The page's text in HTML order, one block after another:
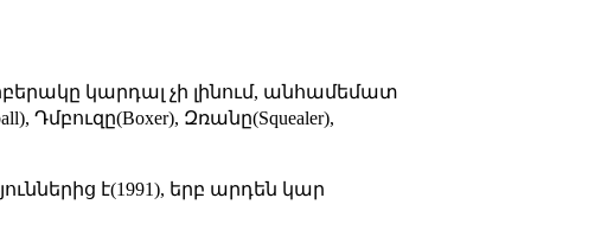
կարդալ չի լինում, անհամեմատ
Դմբուզը(Boxer), Զռանը(Squealer),
է(1991), երբ արդեն կար